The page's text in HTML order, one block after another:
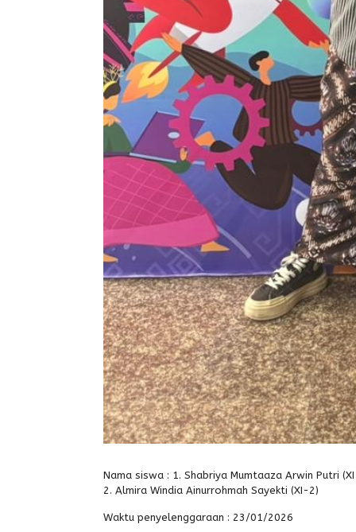
Nama siswa : 1. Shabriya Mumtaaza Arwin Putri
2. Almira Windia Ainurrohmah Sayekti (XI-2)
Waktu penyelenggaraan : 23/01/2026